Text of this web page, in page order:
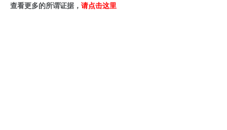
查看更多的所谓证据， 请点击这里